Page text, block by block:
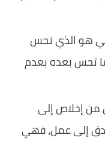
هو الذي تحس
ما تحس بعده بعدم
إخلاص إلى
إلى عمل، فهي